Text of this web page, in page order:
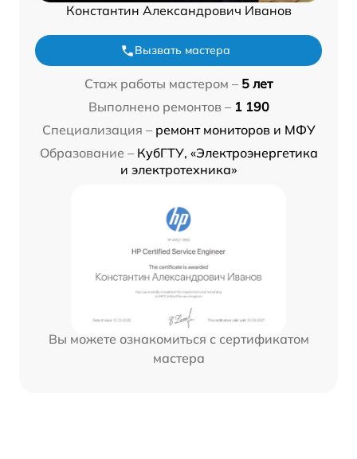
Константин Александрович Иванов
Вызвать мастера
Стаж работы мастером – 5 лет
Выполнено ремонтов – 1 190
Специализация – ремонт мониторов и МФУ
Образование – КубГТУ, «Электроэнергетика
и электротехника»
Вы можете ознакомиться с сертификатом
мастера